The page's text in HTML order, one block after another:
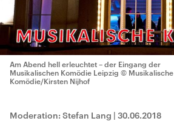
Am Abend hell erleuchtet – der Eingang der
Musikalischen Komödie Leipzig © Musikalische
Komödie/Kirsten Nijhof
Moderation: Stefan Lang | 30.06.2018